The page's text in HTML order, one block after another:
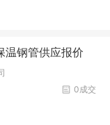
温钢管供应报价
0成交